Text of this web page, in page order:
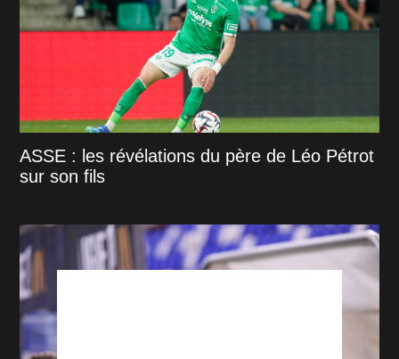
ASSE : les révélations du père de Léo Pétrot
sur son fils